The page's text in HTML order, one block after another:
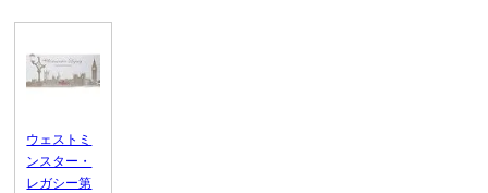
ウェストミ
ンスター・
レガシー第